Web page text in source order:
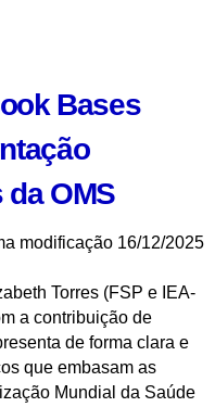
Bases
OMS
modificação 16/12/2025
Torres (FSP e IEA-
a contribuição de
de forma clara e
que embasam as
Mundial da Saúde